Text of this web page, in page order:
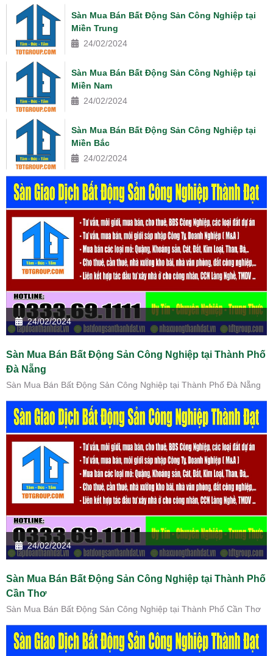
Sàn Mua Bán Bất Động Sản Công Nghiệp tại
Miền Trung
24/02/2024
Sàn Mua Bán Bất Động Sản Công Nghiệp tại
Miền Nam
24/02/2024
Sàn Mua Bán Bất Động Sản Công Nghiệp tại
Miền Bắc
24/02/2024
24/02/2024
Sàn Mua Bán Bất Động Sản Công Nghiệp tại Thành Phố
Đà Nẵng
Sàn Mua Bán Bất Động Sản Công Nghiệp tại Thành Phố Đà Nẵng
24/02/2024
Sàn Mua Bán Bất Động Sản Công Nghiệp tại Thành Phố
Cần Thơ
Sàn Mua Bán Bất Động Sản Công Nghiệp tại Thành Phố Cần Thơ